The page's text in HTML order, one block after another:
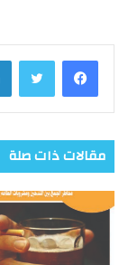
فيسبوك
مقالات ذات صلة